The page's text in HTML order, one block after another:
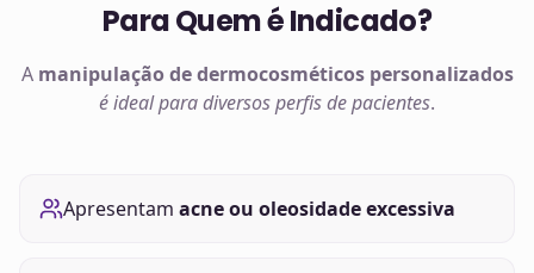
Para Quem é Indicado?
A manipulação dedermocosméticospersonalizados
é ideal para diversos perfis de pacientes.
Apresentam acne ou oleosidade excessiva